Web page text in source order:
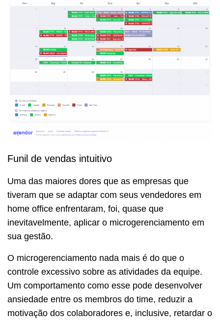
Funil de vendas intuitivo
Uma das maiores dores que as empresas que
tiveram que se adaptar com seus vendedores em
home office enfrentaram, foi, quase que
inevitavelmente, aplicar o microgerenciamento em
sua gestão.
O microgerenciamento nada mais é do que o
controle excessivo sobre as atividades da equipe.
Um comportamento como esse pode desenvolver
ansiedade entre os membros do time, reduzir a
motivação dos colaboradores e, inclusive, retardar o